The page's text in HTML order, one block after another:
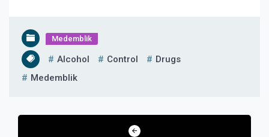
Medemblik
Alcohol Control
Drugs
Medemblik
Bericht